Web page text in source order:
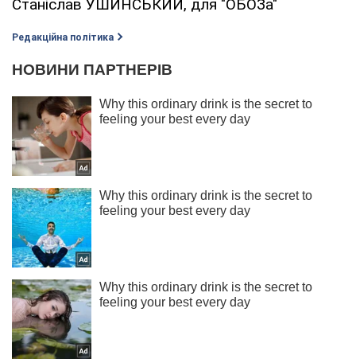
Станіслав УШИНСЬКИЙ, для "ОБОЗа"
Редакційна політика